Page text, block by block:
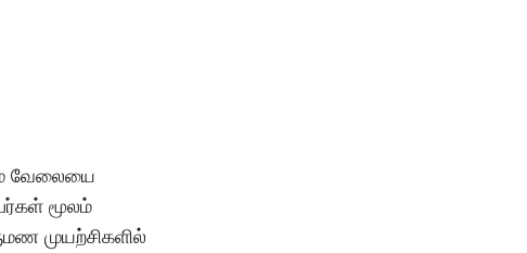
வேலையை
மூலம்
முயற்சிகளில்